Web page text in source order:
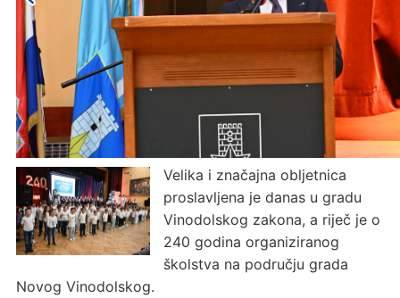
Velika i značajna obljetnica
proslavljena je danas u gradu
Vinodolskog zakona, a riječ je o
240 godina organiziranog
školstva na području grada
Novog Vinodolskog.